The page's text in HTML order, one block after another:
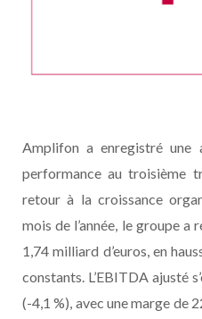
Amplifon a enregistré une
performance au troisième
retour à la croissance
mois de l’année, le groupe a
1,74 milliard d’euros, en
constants. L’EBITDA ajusté
(-4,1 %), avec une marge de